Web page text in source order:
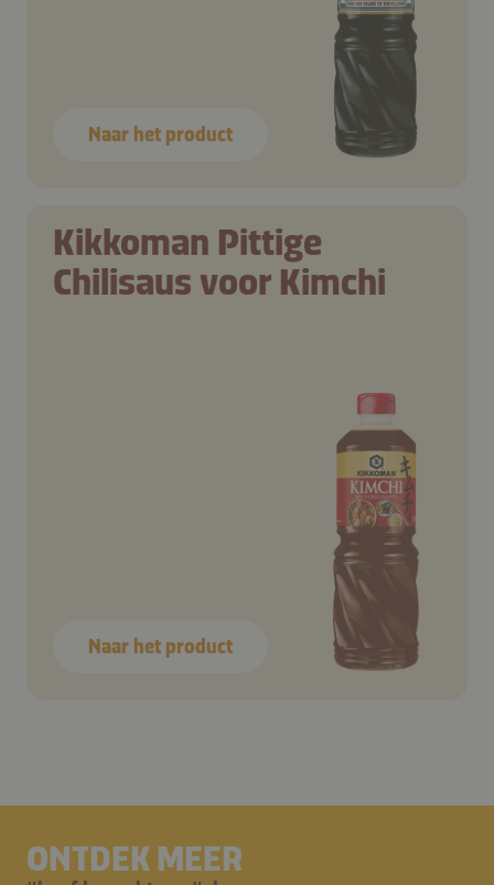
Naar het product
Kikkoman Pittige
Chilisaus voor Kimchi
Naar het product
ONTDEK MEER